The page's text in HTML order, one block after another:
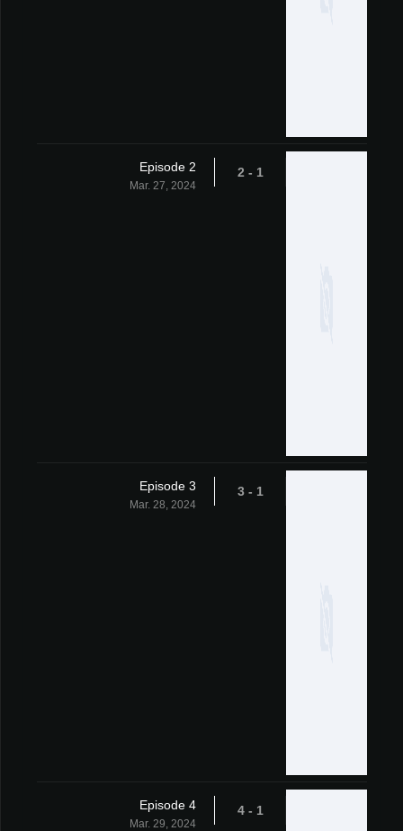
1 - 2
Episode 2
Mar. 27, 2024
1 - 3
Episode 3
Mar. 28, 2024
1 - 4
Episode 4
Mar. 29, 2024